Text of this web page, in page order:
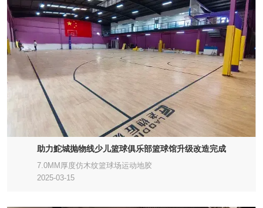
助力鮀城抛物线少儿篮球俱乐部篮球馆升级改造完成
7.0MM厚度仿木纹篮球场运动地胶
2025-03-15